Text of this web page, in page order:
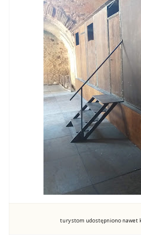
turystom udostępniono nawet